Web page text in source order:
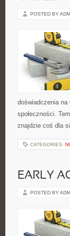
POSTED BY
doświadczenia
społeczności.
znajdzie coś dla
CATEGORIES:
EARLY
POSTED BY